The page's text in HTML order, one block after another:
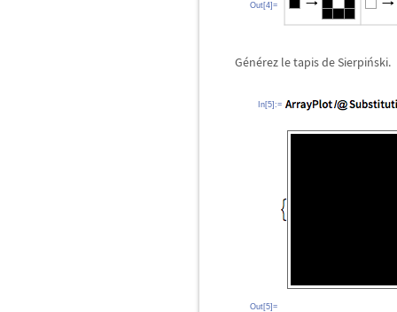
Out[4]=
Générez le tapis de Sierpiński.
In[5]:=
Out[5]=